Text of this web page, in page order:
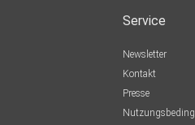
Service
Newsletter
Kontakt
Presse